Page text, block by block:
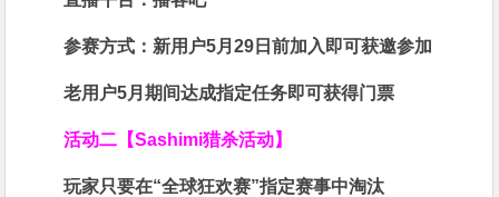
参赛方式： 新用户5月29日前加入即可获邀参加
老用户5月期间达成指定任务即可获得门票
活动二【Sashimi猎杀活动】
玩家只要在“全球狂欢赛”指定赛事中淘汰